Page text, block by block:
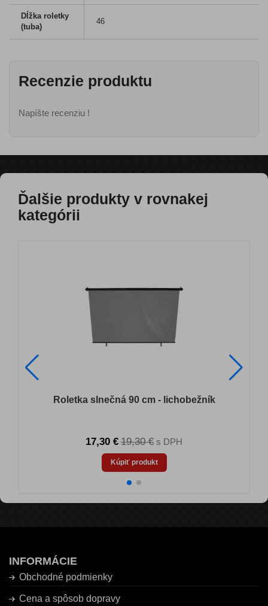
Dĺžka roletky
(tuba)
46
Recenzie produktu
Napíšte recenziu !
Ďalšie produkty v rovnakej
kategórii
Roletka slnečná 90 cm - lichobežník
17,30 € 19,30 € s DPH
Kúpiť produkt
INFORMÁCIE
Obchodné podmienky
Cena a spôsob dopravy